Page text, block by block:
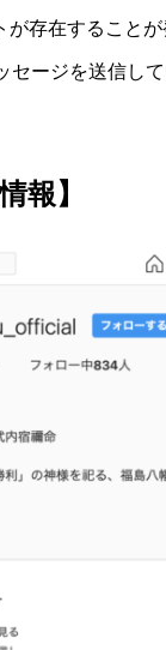
が存在すること
セージを送信し
報】